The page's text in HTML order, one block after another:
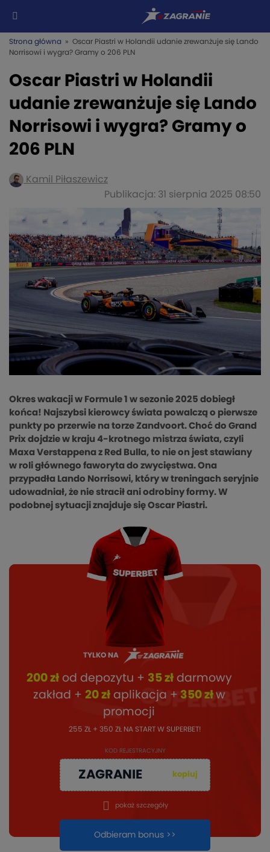
Strona główna » Oscar Piastri w Holandii udanie zrewanżuje się Lando
Norrisowi i wygra? Gramy o 206 PLN
Oscar Piastri w Holandii
udanie zrewanżuje się Lando
Norrisowi i wygra? Gramy o
206 PLN
Kamil Piłaszewicz
Publikacja: 31 sierpnia 2025 08:50
Okres wakacji w Formule 1 w sezonie 2025 dobiegł
końca! Najszybsi kierowcy świata powalczą o pierwsze
punkty po przerwie na torze Zandvoort. Choć do Grand
Prix dojdzie w kraju 4-krotnego mistrza świata, czyli
Maxa Verstappena z Red Bulla, to nie on jest stawiany
w roli głównego faworyta do zwycięstwa. Ona
przypadła Lando Norrisowi, który w treningach seryjnie
udowadniał, że nie stracił ani odrobiny formy. W
podobnej sytuacji znajduje się Oscar Piastri.
TYLKO NA
200 złod depozytu + 35 złdarmowy
zakład + 20 złaplikacja + 350 zł w
promocji
255 ZŁ + 350 ZŁ NA START W SUPERBET!
KOD REJESTRACYJNY
ZAGRANIE kopiuj
Odbieram bonus >>
pokaż szczegóły